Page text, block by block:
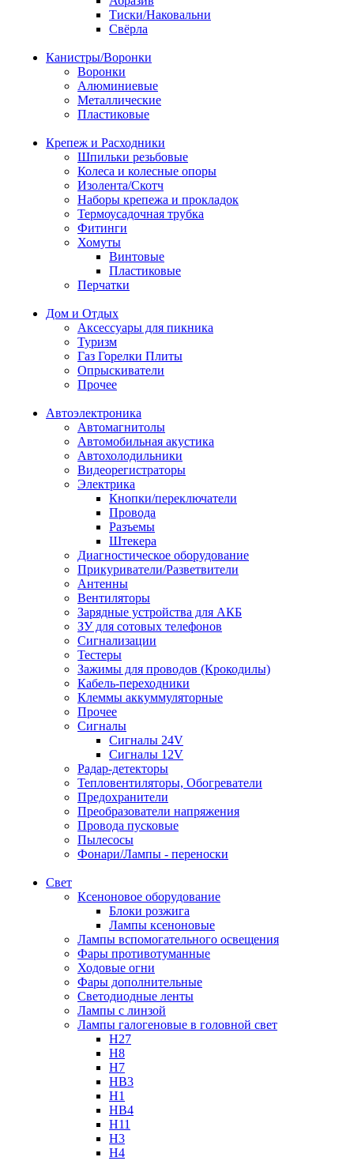
Тиски/Наковальни
Свёрла
Канистры/Воронки
Воронки
Алюминиевые
Металлические
Пластиковые
Крепеж и Расходники
Шпильки резьбовые
Колеса и колесные опоры
Изолента/Скотч
Наборы крепежа и прокладок
Термоусадочная трубка
Фитинги
Хомуты
Винтовые
Пластиковые
Перчатки
Дом и Отдых
Аксессуары для пикника
Туризм
Газ Горелки Плиты
Опрыскиватели
Прочее
Автоэлектроника
Автомагнитолы
Автомобильная акустика
Автохолодильники
Видеорегистраторы
Электрика
Кнопки/переключатели
Провода
Разъемы
Штекера
Диагностическое оборудование
Прикуриватели/Разветвители
Антенны
Вентиляторы
Зарядные устройства для АКБ
ЗУ для сотовых телефонов
Сигнализации
Тестеры
Зажимы для проводов (Крокодилы)
Кабель-переходники
Клеммы аккуммуляторные
Прочее
Сигналы
Сигналы 24V
Сигналы 12V
Радар-детекторы
Тепловентиляторы, Обогреватели
Предохранители
Преобразователи напряжения
Провода пусковые
Пылесосы
Фонари/Лампы - переноски
Свет
Ксеноновое оборудование
Блоки розжига
Лампы ксеноновые
Лампы вспомогательного освещения
Фары противотуманные
Ходовые огни
Фары дополнительные
Светодиодные ленты
Лампы с линзой
Лампы галогеновые в головной свет
H27
H8
H7
HB3
H1
HB4
H11
H3
H4